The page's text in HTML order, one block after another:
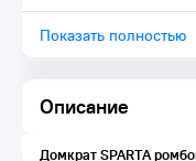
Описание
Показать полностью
Домкрат SPARTA